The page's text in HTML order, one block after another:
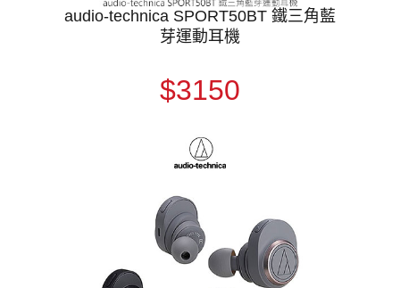
audio-technica SPORT50BT 鐵三角藍
芽運動耳機
$3150